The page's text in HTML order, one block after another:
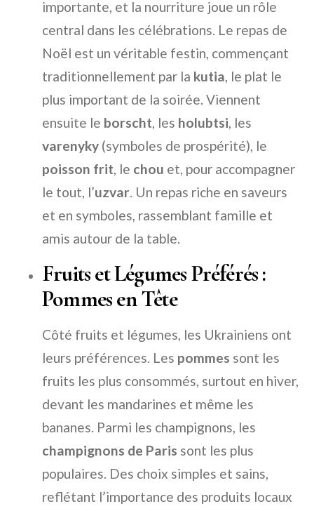
importante, et la nourriture joue un rôle
central dans les célébrations. Le repas de
Noël est un véritable festin, commençant
traditionnellement par la kutia, le plat le
plus important de la soirée. Viennent
ensuite le borscht, les holubtsi, les
varenyky (symboles de prospérité), le
poisson frit, le chou et, pour accompagner
le tout, l’uzvar. Un repas riche en saveurs
et en symboles, rassemblant famille et
amis autour de la table.
Fruits et Légumes Préférés :
Pommes en Tête
Côté fruits et légumes, les Ukrainiens ont
leurs préférences. Les pommes sont les
fruits les plus consommés, surtout en hiver,
devant les mandarines et même les
bananes. Parmi les champignons, les
champignons de Paris sont les plus
populaires. Des choix simples et sains,
reflétant l’importance des produits locaux